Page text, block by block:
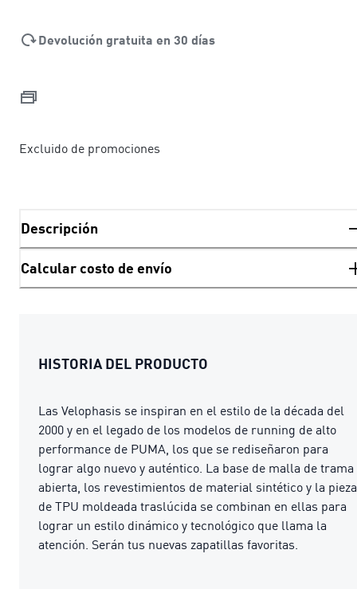
Devolución gratuita en 30 días
Excluido de promociones
Descripción
Calcular costo de envío
HISTORIA DEL PRODUCTO
Las Velophasis se inspiran en el estilo de la década del
2000 y en el legado de los modelos de running de alto
performance de PUMA, los que se rediseñaron para
lograr algo nuevo y auténtico. La base de malla de trama
abierta, los revestimientos de material sintético y la pieza
de TPU moldeada traslúcida se combinan en ellas para
lograr un estilo dinámico y tecnológico que llama la
atención. Serán tus nuevas zapatillas favoritas.